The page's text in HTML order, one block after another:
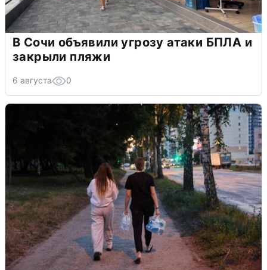
В Сочи объявили угрозу атаки БПЛА и
закрыли пляжи
6 августа 0